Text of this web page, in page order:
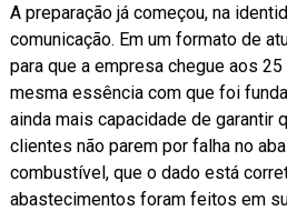
A preparação já começou, na
comunicação. Em um formato de
para que a empresa chegue aos
mesma essência com que foi
ainda mais capacidade de garantir
clientes não parem por falha no
combustível, que o dado está
abastecimentos foram feitos em